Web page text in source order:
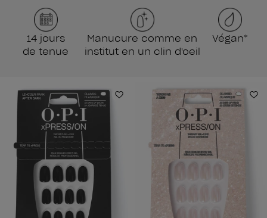
14 jours
de tenue
Manucure comme en
institut en un clin d'oeil
Végan*
Ajouter à la liste de souhaits